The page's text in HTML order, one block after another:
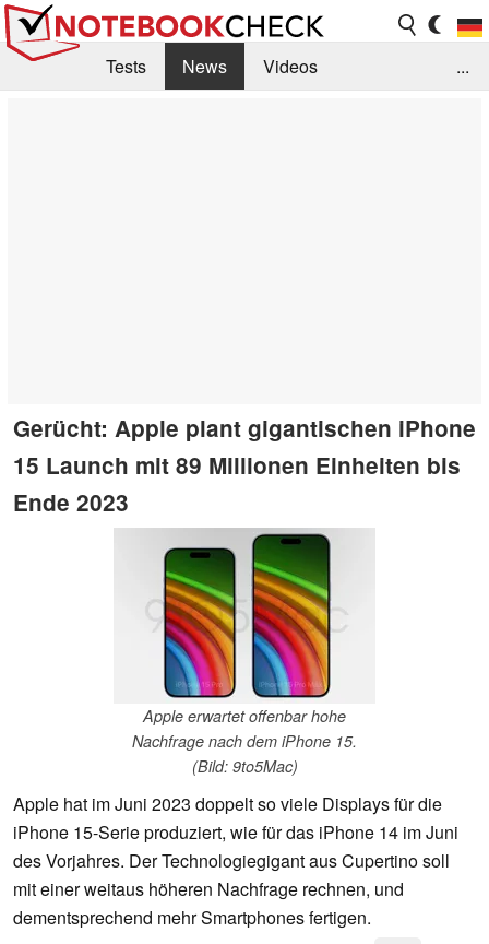
Tests News
Videos
...
Gerücht: Apple plant gigantischen iPhone
15 Launch mit 89 Millionen Einheiten bis
Ende 2023
Apple erwartet offenbar hohe
Nachfrage nach dem iPhone 15.
(Bild: 9to5Mac)
Apple hat im Juni 2023 doppelt so viele Displays für die
iPhone 15-Serie produziert, wie für das iPhone 14 im Juni
des Vorjahres. Der Technologiegigant aus Cupertino soll
mit einer weitaus höheren Nachfrage rechnen, und
dementsprechend mehr Smartphones fertigen.